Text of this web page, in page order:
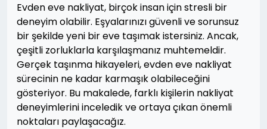
Evden eve nakliyat, birçok insan için stresli bir
deneyim olabilir. Eşyalarınızı güvenli ve sorunsuz
bir şekilde yeni bir eve taşımak istersiniz. Ancak,
çeşitli zorluklarla karşılaşmanız muhtemeldir.
Gerçek taşınma hikayeleri, evden eve nakliyat
sürecinin ne kadar karmaşık olabileceğini
gösteriyor. Bu makalede, farklı kişilerin nakliyat
deneyimlerini inceledik ve ortaya çıkan önemli
noktaları paylaşacağız.